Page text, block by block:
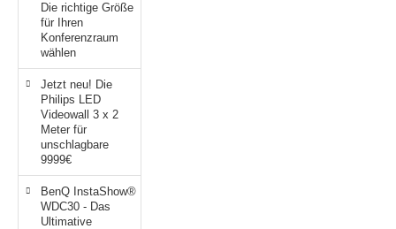
Die richtige Größe
für Ihren
Konferenzraum
wählen
Jetzt neu! Die
Philips LED
Videowall 3 x 2
Meter für
unschlagbare
9999€
BenQ InstaShow®
WDC30 - Das
Ultimative